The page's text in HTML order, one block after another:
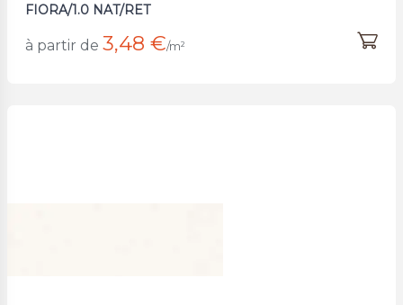
FIORA/1.0 NAT/RET
à partir de 3,48 €/m²